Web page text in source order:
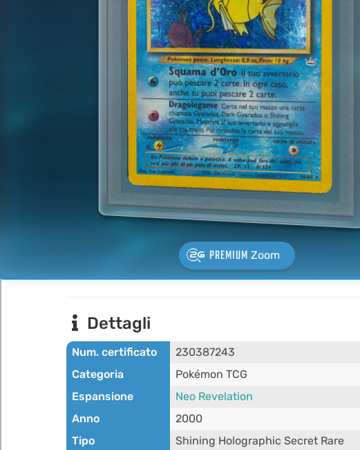
PREMIUM Zoom
Dettagli
Num. certificato
230387243
Categoria
Pokémon TCG
Espansione
Neo Revelation
Anno
2000
Tipo
Shining Holographic Secret Rare